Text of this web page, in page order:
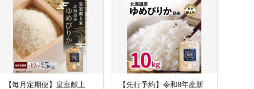
【毎月定期便】皇室献上
【先行予約】令和8年産新